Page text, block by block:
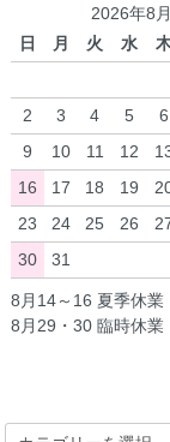
2026年8月
日
月 火 水
2
3 4 5 6
9
10 11 12
16
17 18 19
23
24 25 26
30
31
8月14～16 夏季休業
8月29・30 臨時休業